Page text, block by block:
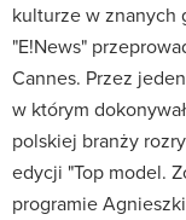
kulturze w znanych
"E!News"
Cannes. Przez
w którym
polskiej branży
edycji "Top model.
programie